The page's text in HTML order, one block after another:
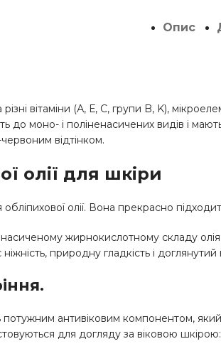
Опис
вітаміни (А, Е, C, групи B, K),
до моно- і поліненасичених видів і
відтінком.
олії для шкіри
обліпихової олії. Вона прекрасно
жирнокислотному складу
природну гладкість і доглянутий
потужним антивіковим компонентом,
для догляду за віковою